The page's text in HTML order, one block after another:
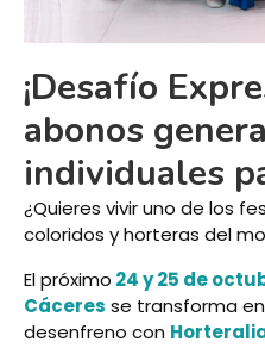
¡Desafío
abonos
individuales
¿Quieres vivir uno de los
coloridos y horteras del
El próximo 24 y 25 de
Cáceres se transforma
desenfreno con